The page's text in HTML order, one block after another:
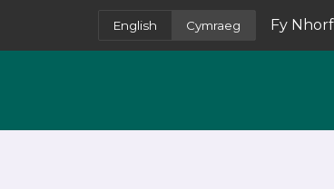
English Cymraeg Fy
(yn